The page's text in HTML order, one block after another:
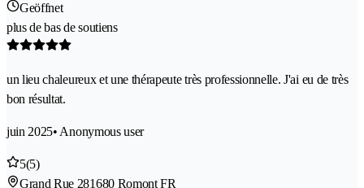
Geöffnet
plus de bas de soutiens
un lieu chaleureux et une thérapeute très professionnelle. J'ai eu de très
bon résultat.
juin 2025• Anonymous user
5(5)
Grand Rue 281680 Romont FR